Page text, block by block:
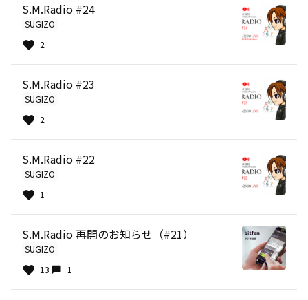
S.M.Radio #24
SUGIZO
2
S.M.Radio #23
SUGIZO
2
S.M.Radio #22
SUGIZO
1
S.M.Radio 再開のお知らせ（#21）
SUGIZO
13
1